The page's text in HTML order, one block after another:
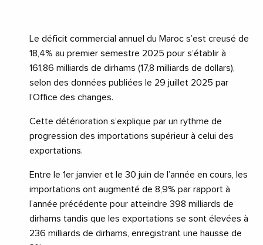
Le déficit commercial annuel du Maroc s’est creusé de
18,4% au premier semestre 2025 pour s’établir à
161,86 milliards de dirhams (17,8 milliards de dollars),
selon des données publiées le 29 juillet 2025 par
l’Office des changes.
Cette détérioration s’explique par un rythme de
progression des importations supérieur à celui des
exportations.
Entre le 1er janvier et le 30 juin de l’année en cours, les
importations ont augmenté de 8,9% par rapport à
l’année précédente pour atteindre 398 milliards de
dirhams tandis que les exportations se sont élevées à
236 milliards de dirhams, enregistrant une hausse de